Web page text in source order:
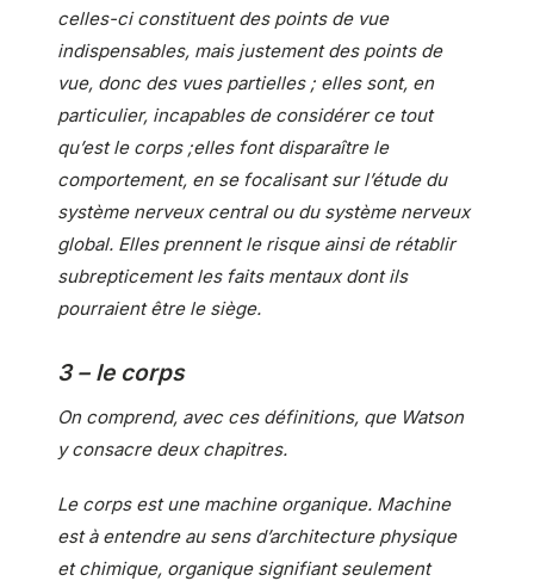
celles-ci constituent des points de vue
indispensables, mais justement des points de
vue, donc des vues partielles ; elles sont, en
particulier, incapables de considérer ce tout
qu’est le corps ;elles font disparaître le
comportement, en se focalisant sur l’étude du
système nerveux central ou du système nerveux
global. Elles prennent le risque ainsi de rétablir
subrepticement les faits mentaux dont ils
pourraient être le siège.
3 – le corps
On comprend, avec ces définitions, que Watson
y consacre deux chapitres.
Le corps est une machine organique. Machine
est à entendre au sens d’architecture physique
et chimique, organique signifiant seulement